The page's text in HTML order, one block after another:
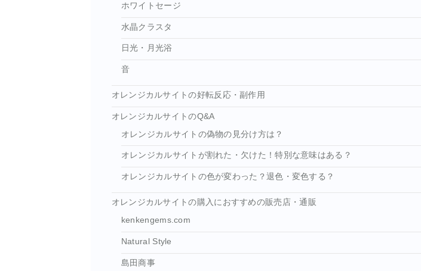
ホワイトセージ
水晶クラスタ
日光・月光浴
音
オレンジカルサイトの好転反応・副作用
オレンジカルサイトのQ&A
オレンジカルサイトの偽物の見分け方は？
オレンジカルサイトが割れた・欠けた！特別な意味はある？
オレンジカルサイトの色が変わった？退色・変色する？
オレンジカルサイトの購入におすすめの販売店・通販
kenkengems.com
Natural Style
島田商事